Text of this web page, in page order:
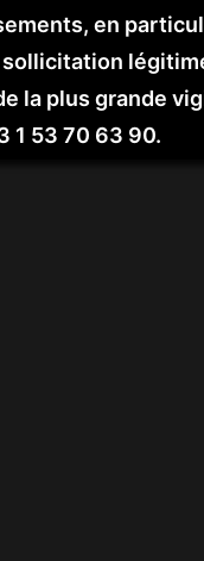
en
la plus grande
1 53 70 63 90.